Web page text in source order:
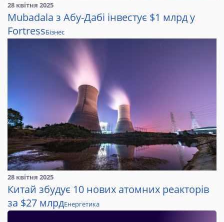
28 квітня 2025
Mubadala з Абу-Дабі інвестує $1 млрд у
FortressБізнес
28 квітня 2025
Китай збудує 10 нових атомних реакторів
за $27 млрдЕнергетика